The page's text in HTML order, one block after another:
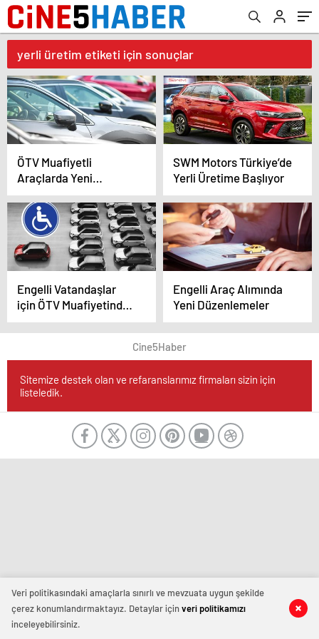
yerli üretim etiketi için sonuçlar
ÖTV Muafiyetli
Araçlarda Yeni
Düzenleme
SWM Motors Türkiye’de
Yerli Üretime Başlıyor
Engelli Vatandaşlar
için ÖTV Muafiyetinde
Yeni Dönem
Engelli Araç Alımında
Yeni Düzenlemeler
Cine5Haber
Sitemize destek olan ve refaranslarımız firmaları sizin için
listeledik.
Veri politikasındaki amaçlarla sınırlı ve mevzuata uygun şekilde
çerez konumlandırmaktayız. Detaylar içinveri politikamızı
inceleyebilirsiniz.